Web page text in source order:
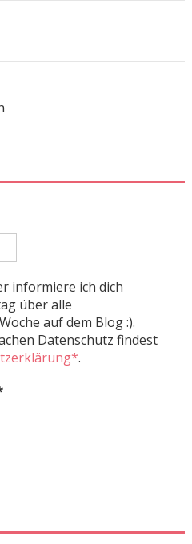
informiere ich dich
über alle
auf dem Blog :).
Datenschutz findest
.